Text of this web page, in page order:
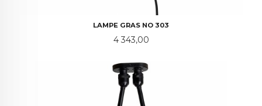
LAMPE GRAS NO 303
Pris
4 343,00